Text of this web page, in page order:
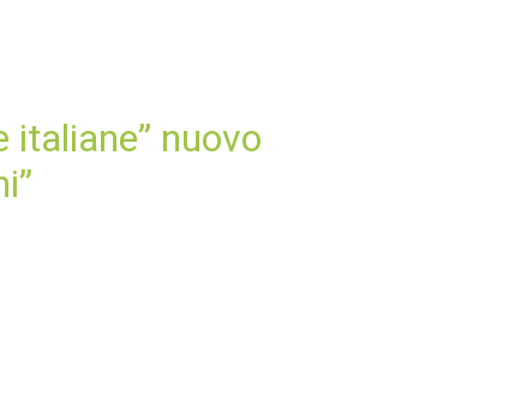
italiane” nuovo